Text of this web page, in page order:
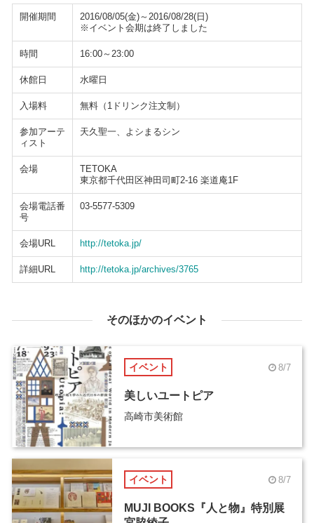
開催期間
2016/08/05(金)～2016/08/28(日)
※イベント会期は終了しました
時間 16:00～23:00
休館日 水曜日
入場料 無料（1ドリンク注文制）
参加アーテ
ィスト
天久聖一、よシまるシン
会場
TETOKA
東京都千代田区神田司町2-16 楽道庵1F
会場電話番
号
03-5577-5309
会場URL http://tetoka.jp/
詳細URL http://tetoka.jp/archives/3765
そのほかのイベント
イベント 8/7
美しいユートピア
高崎市美術館
イベント 8/7
MUJI BOOKS『人と物』特別展